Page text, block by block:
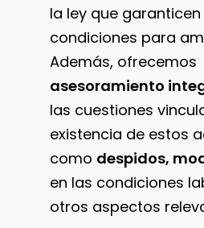
la ley que
condiciones para
Además, ofrecemos
asesoramiento
las cuestiones
existencia de estos
como despidos,
en las condiciones
otros aspectos